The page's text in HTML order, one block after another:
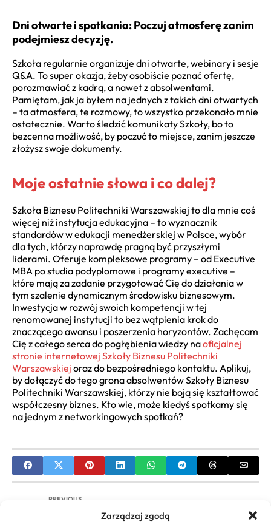
Zarządzaj zgodą
Dni otwarte i spotkania: Poczuj atmosferę zanim
podejmiesz decyzję.
Szkoła regularnie organizuje dni otwarte, webinary i sesje
Q&A. To super okazja, żeby osobiście poznać ofertę,
porozmawiać z kadrą, a nawet z absolwentami.
Pamiętam, jak ja byłem na jednych z takich dni otwartych
– ta atmosfera, te rozmowy, to wszystko przekonało mnie
ostatecznie. Warto śledzić komunikaty Szkoły, bo to
bezcenna możliwość, by poczuć to miejsce, zanim jeszcze
złożysz swoje dokumenty.
Moje ostatnie słowa i co dalej?
Szkoła Biznesu Politechniki Warszawskiej to dla mnie coś
więcej niż instytucja edukacyjna – to wyznacznik
standardów w edukacji menedżerskiej w Polsce, wybór
dla tych, którzy naprawdę pragną być przyszłymi
liderami. Oferuje kompleksowe programy – od Executive
MBA po studia podyplomowe i programy executive –
które mają za zadanie przygotować Cię do działania w
tym szalenie dynamicznym środowisku biznesowym.
Inwestycja w rozwój swoich kompetencji w tej
renomowanej instytucji to bez wątpienia krok do
znaczącego awansu i poszerzenia horyzontów. Zachęcam
Cię z całego serca do pogłębienia wiedzy naoficjalnej
stronie internetowej Szkoły Biznesu Politechniki
Warszawskiej oraz do bezpośredniego kontaktu. Aplikuj,
by dołączyć do tego grona absolwentów Szkoły Biznesu
Politechniki Warszawskiej, którzy nie boją się kształtować
współczesny biznes. Kto wie, może kiedyś spotkamy się
na jednym z networkingowych spotkań?
PREVIOUS
Jak Założyć Własny Biznes Krok po Kroku?